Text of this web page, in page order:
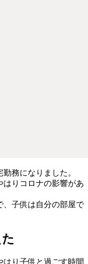
務になりました。
りコロナの影響があ
、子供は自分の部屋で
り子供と過ごす時間